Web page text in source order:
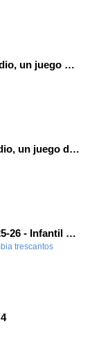
Programa con OctoStudio, un juego homenajeando al House of the dead con Zombies
Programa con Octostudio, un juego de 4 personajes ganando la copa del mundo saltando y esquivando rivales.
Festival de Navidad 2025-26 - Infantil 4 años
trescantos-